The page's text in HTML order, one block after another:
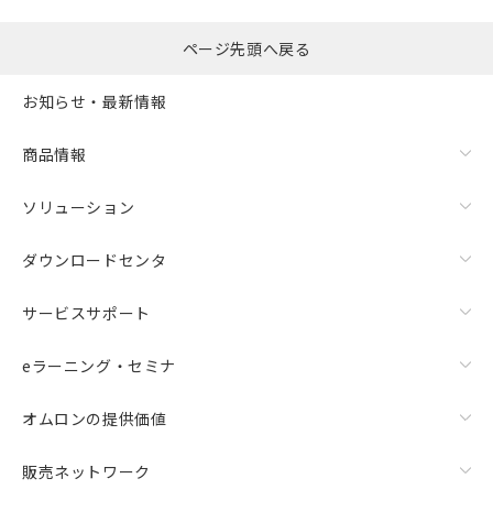
ページ先頭へ戻る
お知らせ・最新情報
商品情報
ソリューション
ダウンロードセンタ
サービスサポート
eラーニング・セミナ
オムロンの提供価値
販売ネットワーク